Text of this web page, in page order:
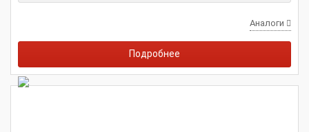
Аналоги
Подробнее